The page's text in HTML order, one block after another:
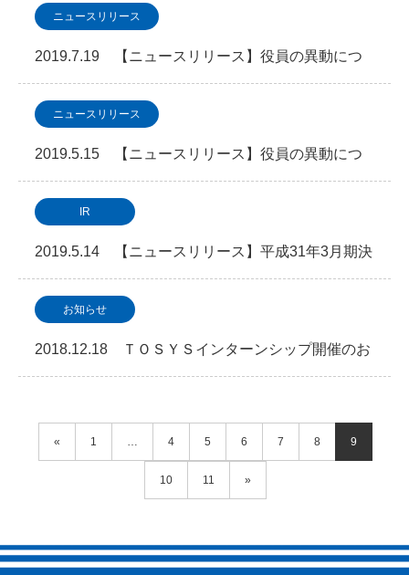
ニュースリリース
2019.7.19 【ニュースリリース】役員の異動につ
いてニュースリリース
2019.5.15 【ニュースリリース】役員の異動につ
いて IR
2019.5.14 【ニュースリリース】平成31年3月期決
算概要について
お知らせ
2018.12.18 ＴＯＳＹＳインターンシップ開催のお
« 1 … 4 5 6 7 8 9
10 11 »